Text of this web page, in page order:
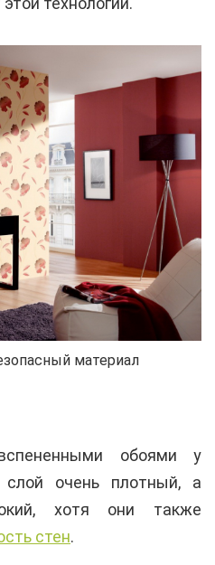
материал
обоями у
слой очень плотный, а
хотя они также
стен.